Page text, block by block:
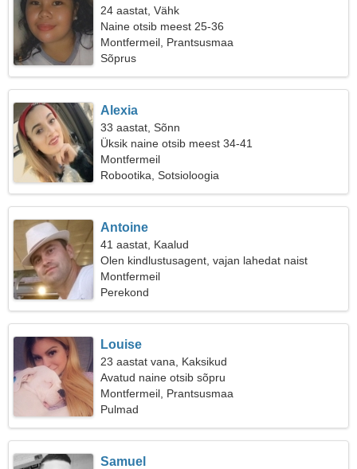
24 aastat, Vähk
Naine otsib meest 25-36
Montfermeil, Prantsusmaa
Sõprus
Alexia
33 aastat, Sõnn
Üksik naine otsib meest 34-41
Montfermeil
Robootika, Sotsioloogia
Antoine
41 aastat, Kaalud
Olen kindlustusagent, vajan lahedat naist
Montfermeil
Perekond
Louise
23 aastat vana, Kaksikud
Avatud naine otsib sõpru
Montfermeil, Prantsusmaa
Pulmad
Samuel